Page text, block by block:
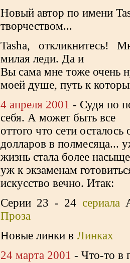
Новый автор по имени
творчеством...
Tasha, откликнитесь!
милая леди. Да и
Вы сама мне тоже очень
моей душе, путь к
4 апреля 2001 - Судя по
себя. А может быть все
оттого что сети
долларов в полмесяца...
жизнь стала более
уж к экзаменам
искусство вечно. Итак:
Серии 23 - 24 cериала
Проза
Новые линки в Линках
24 марта 2001 - Что-то в